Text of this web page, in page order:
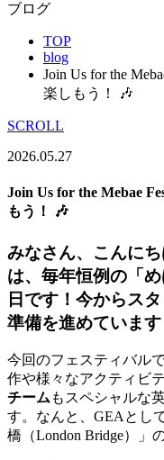
ブログ
TOP
blog
Join Us for the
楽しもう！ 🎶
SCROLL
2026.05.27
Join Us for the Mebae
もう！ 🎶
みなさん、こんにち
は、毎年恒例の「
日です！今からス
準備を進めていま
今回のフェスティバル
作や様々なアクティビ
チーム もスペシャルな
す。なんと、GEAとし
橋（London Bridge）」